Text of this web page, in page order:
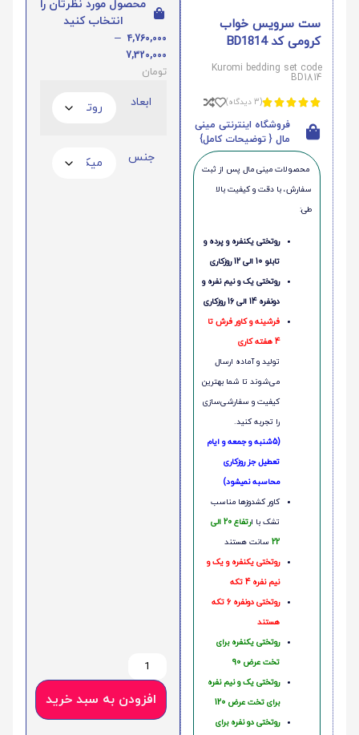
ست سرویس خواب
کرومی کد BD1814
Kuromi bedding set code
BD1814




(3 دیدگاه)
فروشگاه اینترنتی مینی
مال { توضیحات کامل}
محصولات مینی‌ مال پس از ثبت
سفارش، با دقت و کیفیت بالا
طی:
روتختی یکنفره و پرده و
تابلو 10 الی 12 روزکاری
روتختی یک و نیم نفره و
دونفره 14 الی 16 روزکاری
فرشینه و کاور فرش تا
4 هفته کاری
تولید و آماده ارسال
می‌شوند تا شما بهترین
کیفیت و سفارشی‌سازی
را تجربه کنید.
(5شنبه و جمعه و ایام
تعطیل جز روزکاری
محاسبه نمیشود)
کاور کشدوزها مناسب
تشک با ا
رتفاع 20 الی
22 سانت هستند
روتختی یکنفره و یک و
نیم نفره 4 تکه
روتختی دونفره 6 تکه
هستند
روتختی یکنفره برای
تخت عرض 90
روتختی یک و نیم نفره
برای تخت عرض 120
روتختی دو نفره برای
محصول مورد نظرتان را
انتخاب کنید
4,760,000
–
7,320,000
تومان
ابعاد
جنس
افزودن به سبد خرید